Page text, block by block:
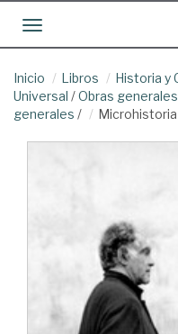
Toggle navigation
Inicio Libros Historia y
Universal /Obras
generales / Microhistoria